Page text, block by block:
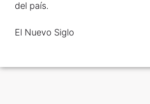
del país.
El Nuevo Siglo